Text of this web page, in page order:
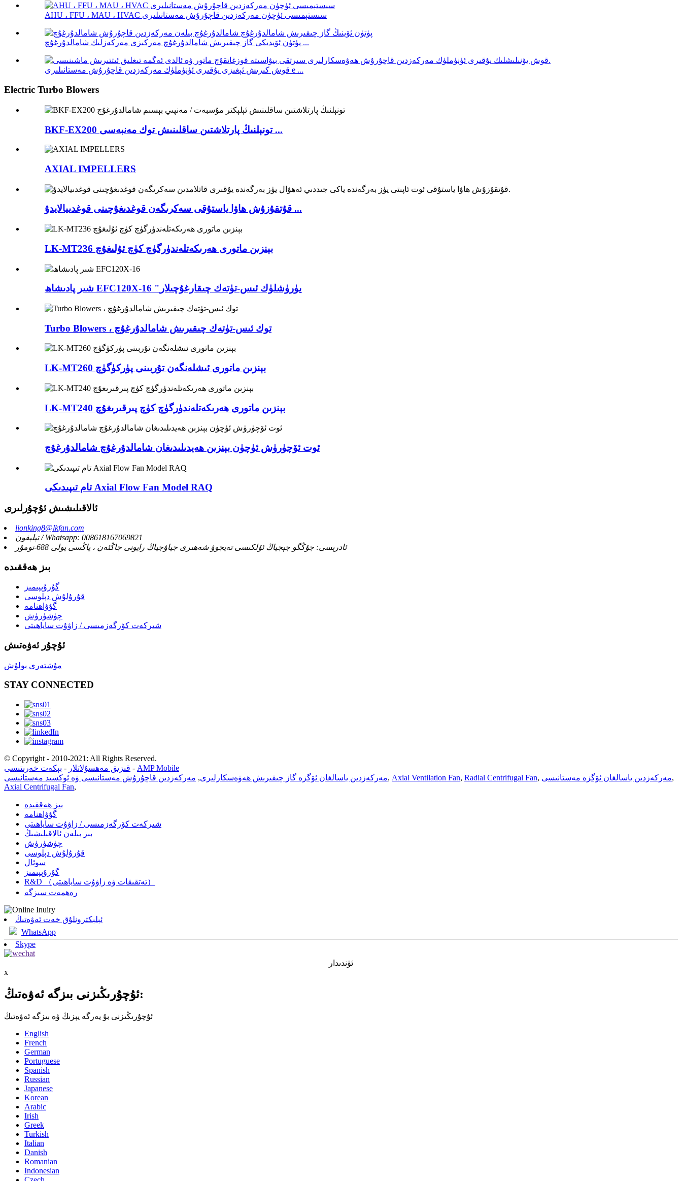
AHU ، FFU ، MAU ، HVAC سىستېمىسى ئۈچۈن مەركەزدىن قاچۇرۇش مەستانىلىرى
پۈتۈن ئۆيدىكى گاز چىقىرىش شامالدۇرغۇچ مەركىزى مەركەزلىك شامالدۇرغۇچ ...
قوش كىرىش ئېغىزى يۇقىرى ئۈنۈملۈك مەركەزدىن قاچۇرۇش مەستانىلىرى e ...
Electric Turbo Blowers
BKF-EX200 تونېلنىڭ پارتلاشتىن ساقلىنىش توك مەنبەسى ...
AXIAL IMPELLERS
قۇتقۇزۇش ھاۋا ياستۇقى سەكرىگەن قوغدىغۇچىنى قوغدىيالايدۇ ...
LK-MT236 بېنزىن ماتورى ھەرىكەتلەندۈرگۈچ كۈچ ئۇلىغۇچ
شىر پادىشاھ EFC120X-16 "يۈرۈشلۈك ئىس-تۈتەك چىقارغۇچىلار
Turbo Blowers ، توك ئىس-تۈتەك چىقىرىش شامالدۇرغۇچ
LK-MT260 بېنزىن ماتورى ئىشلەنگەن تۇربىنى پۈركۈگۈچ
LK-MT240 بېنزىن ماتورى ھەرىكەتلەندۈرگۈچ كۈچ پىرقىرىغۇچ
ئوت ئۆچۈرۈش ئۈچۈن بېنزىن ھەيدىلىدىغان شامالدۇرغۇچ شامالدۇرغۇچ
تام تىپىدىكى Axial Flow Fan Model RAQ
ئالاقىلىشىش ئۇچۇرلىرى
lionking8@lkfan.com
تېلېفون / Whatsapp: 008618167069821
ئادرېسى: جۇڭگو جېجياڭ ئۆلكىسى تەيجوۋ شەھىرى جياۋجياڭ رايونى جاڭئەن ، ياڭسى يولى 688-نومۇر
بىز ھەققىدە
گۇرۇپپىمىز
قۇرۇلۇش دېلوسى
گۇۋاھنامە
چۈشۈرۈش
شىركەت كۆرگەزمىسى / زاۋۇت ساياھىتى
ئۇچۇر ئەۋەتىش
مۇشتەرى بولۇش
STAY CONNECTED
© Copyright - 2010-2021: All Rights Reserved.
قىزىق مەھسۇلاتلار - بېكەت خەرىتىسى - AMP Mobile
مەركەزدىن ياسالغان ئۆگزە گاز چىقىرىش ھەۋەسكارلىرى, مەركەزدىن قاچۇرۇش مەستانىسى ۋە ئوكسىد مەستانىسى , Axial Ventilation Fan, Radial Centrifugal Fan, مەركەزدىن ياسالغان ئۆگزە مەستانىسى,
Axial Centrifugal Fan,
بىز ھەققىدە
گۇۋاھنامە
شىركەت كۆرگەزمىسى / زاۋۇت ساياھىتى
بىز بىلەن ئالاقىلىشىڭ
چۈشۈرۈش
قۇرۇلۇش دېلوسى
سوئال
گۇرۇپپىمىز
R&D （تەتقىقات ۋە زاۋۇت ساياھىتى）
رەھمەت سىزگە
ئېلېكترونلۇق خەت ئەۋەتىڭ
WhatsApp
Skype
ئۈندىدار
x
ئۇچۇرىڭىزنى بىزگە ئەۋەتىڭ:
ئۇچۇرىڭىزنى بۇ يەرگە يېزىڭ ۋە بىزگە ئەۋەتىڭ
English
French
German
Portuguese
Spanish
Russian
Japanese
Korean
Arabic
Irish
Greek
Turkish
Italian
Danish
Romanian
Indonesian